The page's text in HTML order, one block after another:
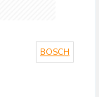
BOSCH